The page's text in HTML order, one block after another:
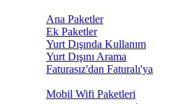
Ana Paketler
Ek Paketler
Yurt Dışında Kullanım
Yurt Dışını Arama
Faturasız'dan Faturalı'ya
Mobil Wifi Paketleri